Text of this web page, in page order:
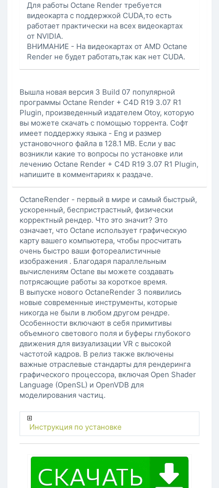
Для работы Octane Render требуется
видеокарта с поддержкой CUDA,то есть
работает практически на всех видеокартах
от NVIDIA.
ВНИМАНИЕ - На видеокартах от AMD Octane
Render не будет работать,так как нет CUDA.
Вышла новая версия 3 Build 07 популярной
программы Octane Render + C4D R19 3.07 R1
Plugin, произведенный издателем Otoy, которую
вы можете скачать с помощью торрента. Софт
имеет поддержку языка - Eng и размер
установочного файла в 128.1 MB. Если у вас
возникли какие то вопросы по установке или
лечению Octane Render + C4D R19 3.07 R1 Plugin,
напишите в комментариях к раздаче.
OctaneRender - первый в мире и самый быстрый,
ускоренный, беспристрастный, физически
корректный рендер. Что это значит? Это
означает, что Octane использует графическую
карту вашего компьютера, чтобы просчитать
очень быстро ваши фотореалистичные
изображения . Благодаря параллельным
вычислениям Octane вы можете создавать
потрясающие работы за короткое время.
В выпуске нового OctaneRender 3 появились
новые современные инструменты, которые
никогда не были в любом другом рендре.
Особенности включают в себя примитивы
объемного светового поля и буферы глубокого
движения для визуализации VR с высокой
частотой кадров. В релиз также включены
важные отраслевые стандарты для рендеринга
графического процессора, включая Open Shader
Language (OpenSL) и OpenVDB для
моделирования частиц.
Инструкция по установке